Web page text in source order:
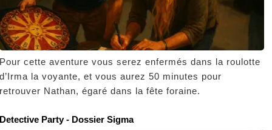
cette aventure vous serez enfermés dans la roulotte
la voyante, et vous aurez 50 minutes pour
Nathan, égaré dans la fête foraine.
Party - Dossier Sigma